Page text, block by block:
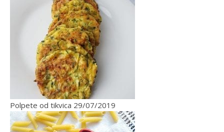
Polpete od tikvica 29/07/2019